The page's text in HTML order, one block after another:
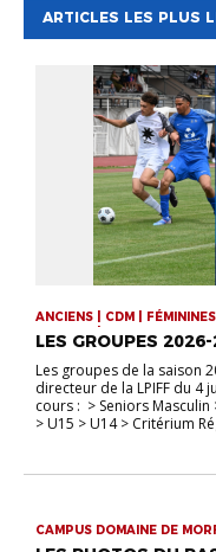
ARTICLES LES PLUS
ANCIENS | CDM |
SENIORS | VIE DE LA LIGUE
LES GROUPES
Les groupes de la saison
directeur de la LPIFF du 4
cours : > Seniors Masculin
> U15 > U14 > Critérium
CAMPUS DOMAINE DE